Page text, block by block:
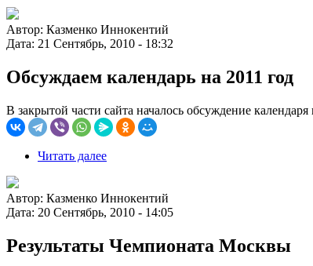
Автор: Казменко Иннокентий
Дата: 21 Сентябрь, 2010 - 18:32
Обсуждаем календарь на 2011 год
В закрытой части сайта началось обсуждение
Читать далее
Автор: Казменко Иннокентий
Дата: 20 Сентябрь, 2010 - 14:05
Результаты Чемпионата Москвы